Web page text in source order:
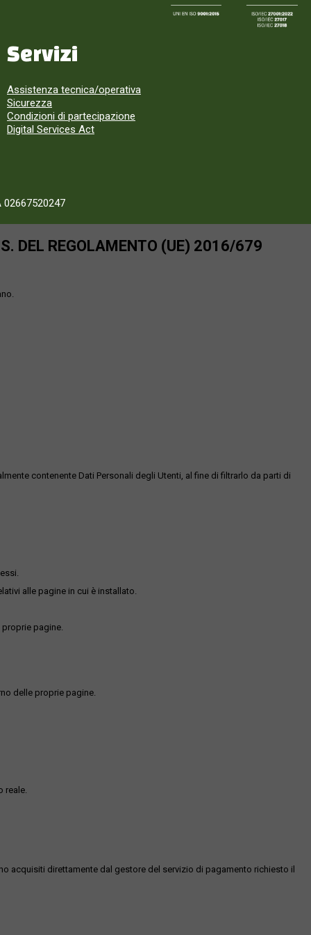
Servizi
Assistenza tecnica/operativa
Sicurezza
Condizioni di partecipazione
Digital Services Act
02667520247
DEL REGOLAMENTO (UE) 2016/679
contenente Dati Personali degli Utenti, al fine di filtrarlo da parti di
alle pagine in cui è installato.
pagine.
delle proprie pagine.
reale.
acquisiti direttamente dal gestore del servizio di pagamento richiesto il